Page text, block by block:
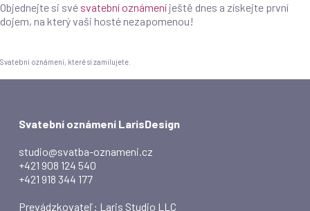
Objednejte si své svatební oznámení ještě dnes a získejte první
dojem, na který vaši hosté nezapomenou!
Svatební oznámení, které si zamilujete.
Svatební oznámení LarisDesign
studio@svatba-oznameni.cz
+421 908 124 540
+421 918 344 177
Prevádzkovateľ: Laris Studio LLC